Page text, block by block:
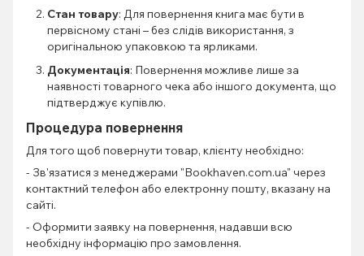
Стан товару: Для повернення книга має бути в
первісному стані – без слідів використання, з
оригінальною упаковкою та ярликами.
Документація: Повернення можливе лише за
наявності товарного чека або іншого документа, що
підтверджує купівлю.
Процедура повернення
Для того щоб повернути товар, клієнту необхідно:
- Зв'язатися з менеджерами "Bookhaven.com.ua" через
контактний телефон або електронну пошту, вказану на
сайті.
- Оформити заявку на повернення, надавши всю
необхідну інформацію про замовлення.